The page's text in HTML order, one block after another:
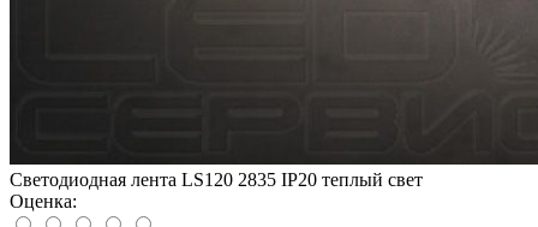
Светодиодная лента LS120 2835 IP20 теплый свет
Оценка: